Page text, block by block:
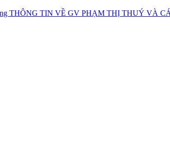
THÔNG TIN VỀ GV PHẠM THỊ THUÝ VÀ